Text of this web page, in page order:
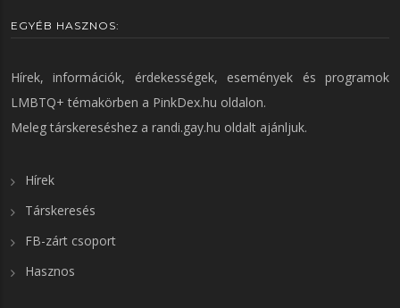
EGYÉB HASZNOS:
Hírek, információk, érdekességek, események és programok
LMBTQ+ témakörben a PinkDex.hu oldalon.
Meleg társkereséshez a randi.gay.hu oldalt ajánljuk.
Hírek
Társkeresés
FB-zárt csoport
Hasznos